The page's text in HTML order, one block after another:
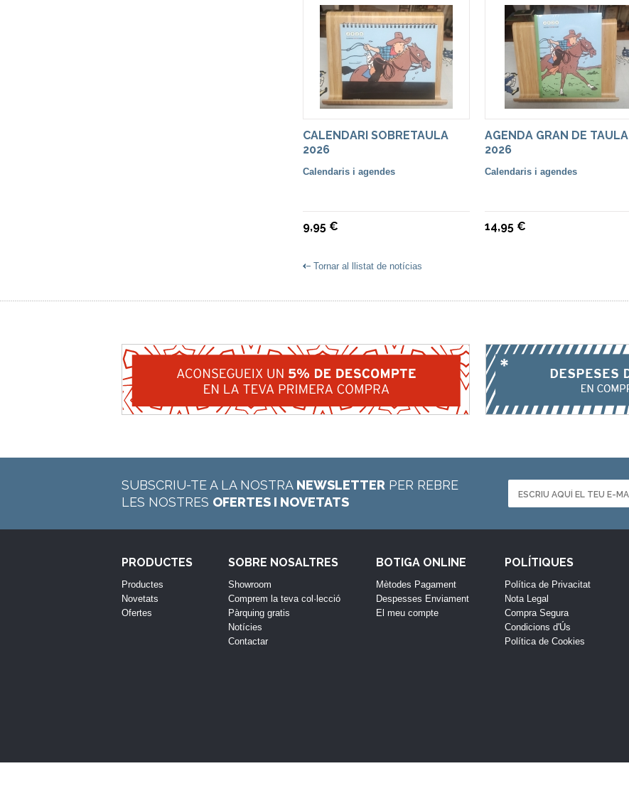
CALENDARI SOBRETAULA
2026
Calendaris i agendes
9,95 €
AGENDA GRAN DE TAULA
2026
Calendaris i agendes
14,95 €
Tornar al llistat de notícias
SUBSCRIU-TE A LA NOSTRA NEWSLETTER PER REBRE
LES NOSTRES OFERTES I NOVETATS
PRODUCTES
Productes
Novetats
Ofertes
SOBRE NOSALTRES
Showroom
Comprem la teva col·lecció
Pàrquing gratis
Notícies
Contactar
BOTIGA ONLINE
Mètodes Pagament
Despesses Enviament
El meu compte
POLÍTIQUES
Política de Privacitat
Nota Legal
Compra Segura
Condicions d'Ús
Política de Cookies